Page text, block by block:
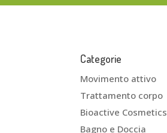
Categorie
Movimento attivo
Trattamento corpo
Bioactive Cosmetics
Bagno e Doccia